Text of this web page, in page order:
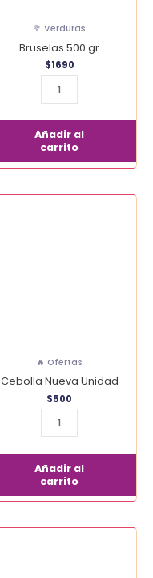
🥦 Verduras
Bruselas 500 gr
$1690
Añadir al
carrito
🔥 Ofertas
Cebolla Nueva Unidad
$500
Añadir al
carrito